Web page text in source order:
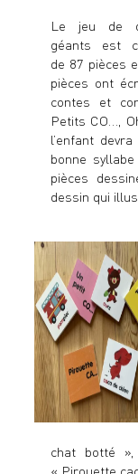
Le jeu de
géants est
de 87 pièces
pièces ont
contes et
Petits CO…,
l’enfant
bonne
pièces
dessin qui
chat botté